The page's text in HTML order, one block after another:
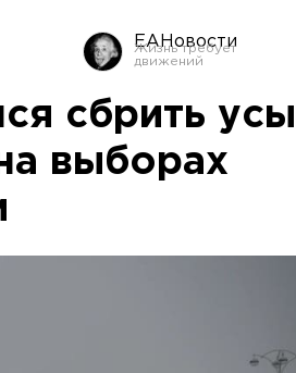
ЕАНовости
сбрить усы
выборах